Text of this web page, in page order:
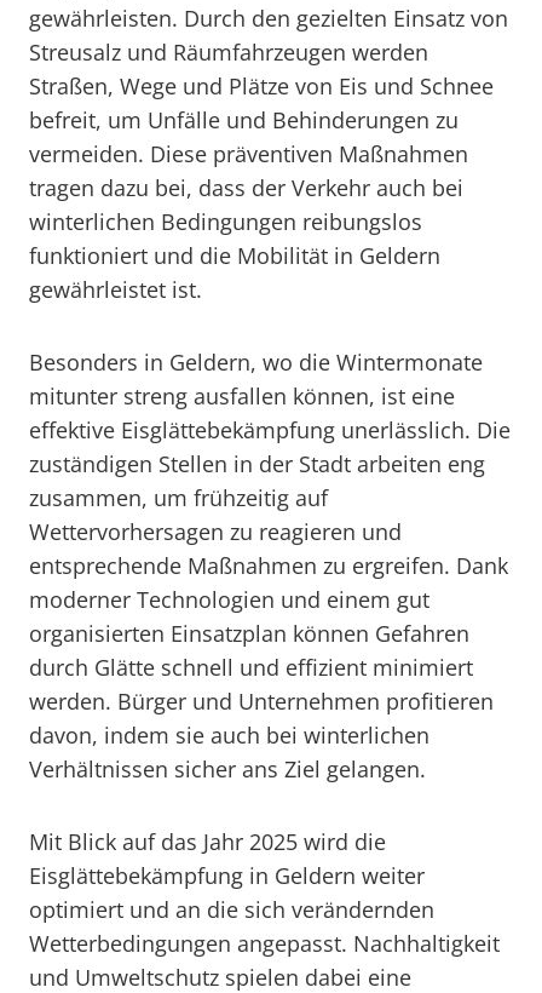
gewährleisten. Durch den gezielten Einsatz von
Streusalz und Räumfahrzeugen werden
Straßen, Wege und Plätze von Eis und Schnee
befreit, um Unfälle und Behinderungen zu
vermeiden. Diese präventiven Maßnahmen
tragen dazu bei, dass der Verkehr auch bei
winterlichen Bedingungen reibungslos
funktioniert und die Mobilität in Geldern
gewährleistet ist.
Besonders in Geldern, wo die Wintermonate
mitunter streng ausfallen können, ist eine
effektive Eisglättebekämpfung unerlässlich. Die
zuständigen Stellen in der Stadt arbeiten eng
zusammen, um frühzeitig auf
Wettervorhersagen zu reagieren und
entsprechende Maßnahmen zu ergreifen. Dank
moderner Technologien und einem gut
organisierten Einsatzplan können Gefahren
durch Glätte schnell und effizient minimiert
werden. Bürger und Unternehmen profitieren
davon, indem sie auch bei winterlichen
Verhältnissen sicher ans Ziel gelangen.
Mit Blick auf das Jahr 2025 wird die
Eisglättebekämpfung in Geldern weiter
optimiert und an die sich verändernden
Wetterbedingungen angepasst. Nachhaltigkeit
und Umweltschutz spielen dabei eine